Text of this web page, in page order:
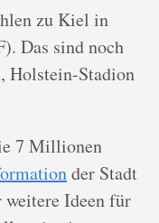
zu Kiel in
Das sind noch
Holstein-Stadion
7 Millionen
der Stadt
weitere Ideen für